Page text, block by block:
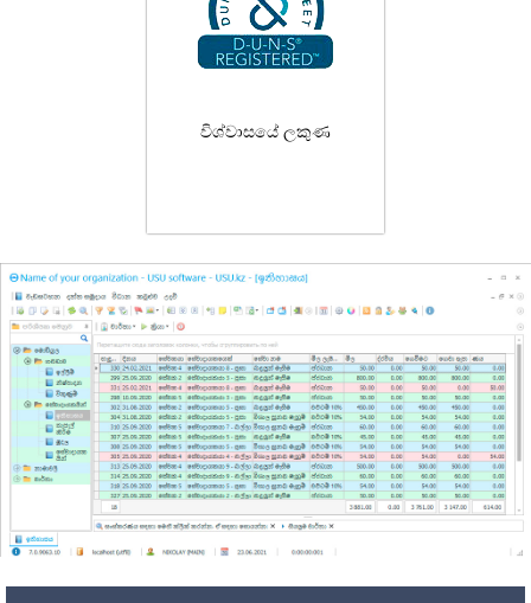
විශ්වාසයේ ලකුණ